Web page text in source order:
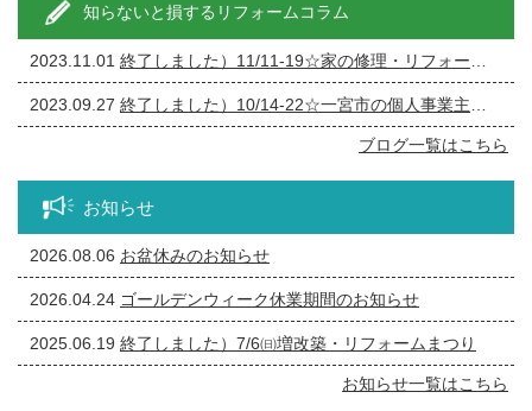
知らないと損するリフォームコラム
2023.11.01 終了しました）11/11-19☆家の修理・リフォーム・リノベーション相談会
2023.09.27 終了しました）10/14-22☆一宮市の個人事業主の方必見！事務所の修繕・リフォーム相談会
ブログ一覧はこちら
お知らせ
2026.08.06 お盆休みのお知らせ
2026.04.24 ゴールデンウィーク休業期間のお知らせ
2025.06.19 終了しました）7/6㈰増改築・リフォームまつり
お知らせ一覧はこちら